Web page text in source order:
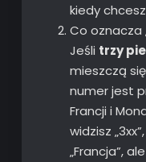
kiedy chcesz
Co oznacza
Jeśli trzy
mieszczą
numer jest
Francji i
widzisz
„Francja”,